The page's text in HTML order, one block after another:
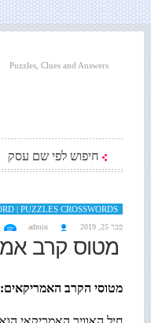
חיפוש לפי שם עסק
| PUZZLES CROSSWORDS
פבר 25, 2019 admin
מטוס קרב
מטוסי הקרב האמריקאים: